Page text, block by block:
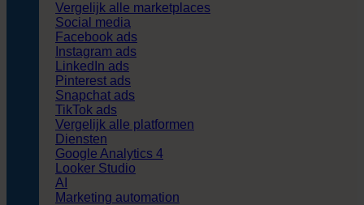
Vergelijk alle marketplaces
Social media
Facebook ads
Instagram ads
LinkedIn ads
Pinterest ads
Snapchat ads
TikTok ads
Vergelijk alle platformen
Diensten
Google Analytics 4
Looker Studio
AI
Marketing automation